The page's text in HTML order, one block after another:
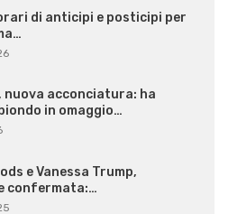
di anticipi e posticipi per
nuova acconciatura: ha
in omaggio…
e Vanessa Trump,
confermata:…